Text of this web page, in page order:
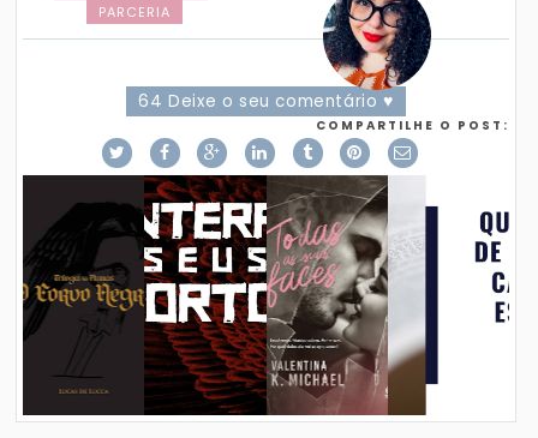
PARCERIA
64 Deixe o seu comentário ♥
COMPARTILHE O POST: